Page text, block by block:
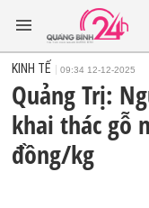
KINH TẾ 09:34 12-12-2025
Quảng Trị:
khai thác gỗ
đồng/kg